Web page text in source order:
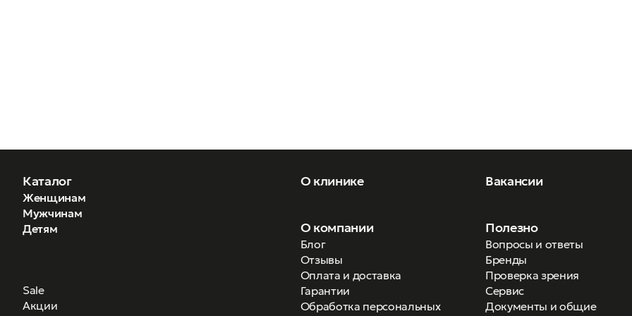
Каталог
Женщинам
Мужчинам
Детям
Sale
Акции
О клинике Вакансии
О компании
Блог
Отзывы
Оплата и доставка
Гарантии
Обработка персональных
Полезно
Вопросы и ответы
Бренды
Проверка зрения
Сервис
Документы и общие